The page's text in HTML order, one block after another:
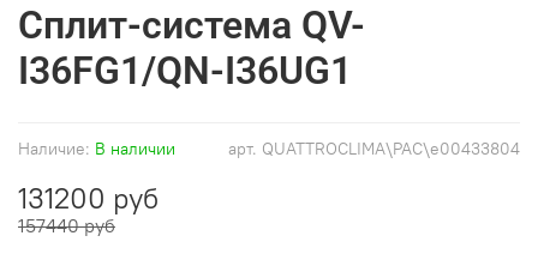
арт. QUATTROCLIMA\PAC\e00433804
Наличие: В наличии
Сплит-система QV-
I36FG1/QN-I36UG1
131200 руб
157440 руб